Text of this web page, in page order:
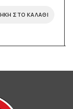
ΣΤΟ ΚΑΛΆΘΙ